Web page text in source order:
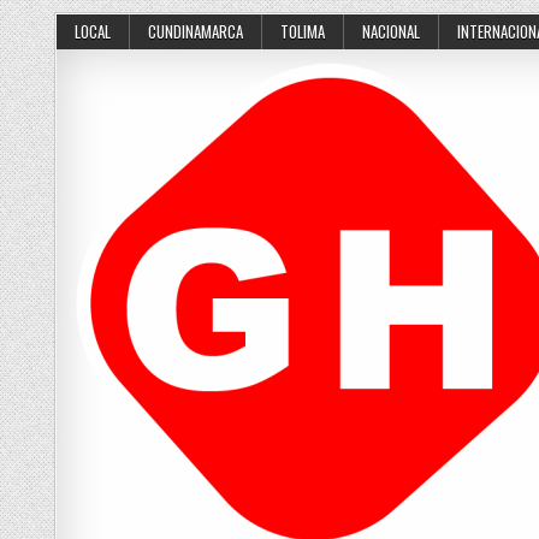
Skip
to
content
LOCAL CUNDINAMARCA TOLIMA NACIONAL